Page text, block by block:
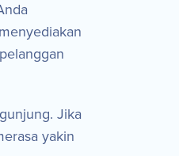
Jika
yakin